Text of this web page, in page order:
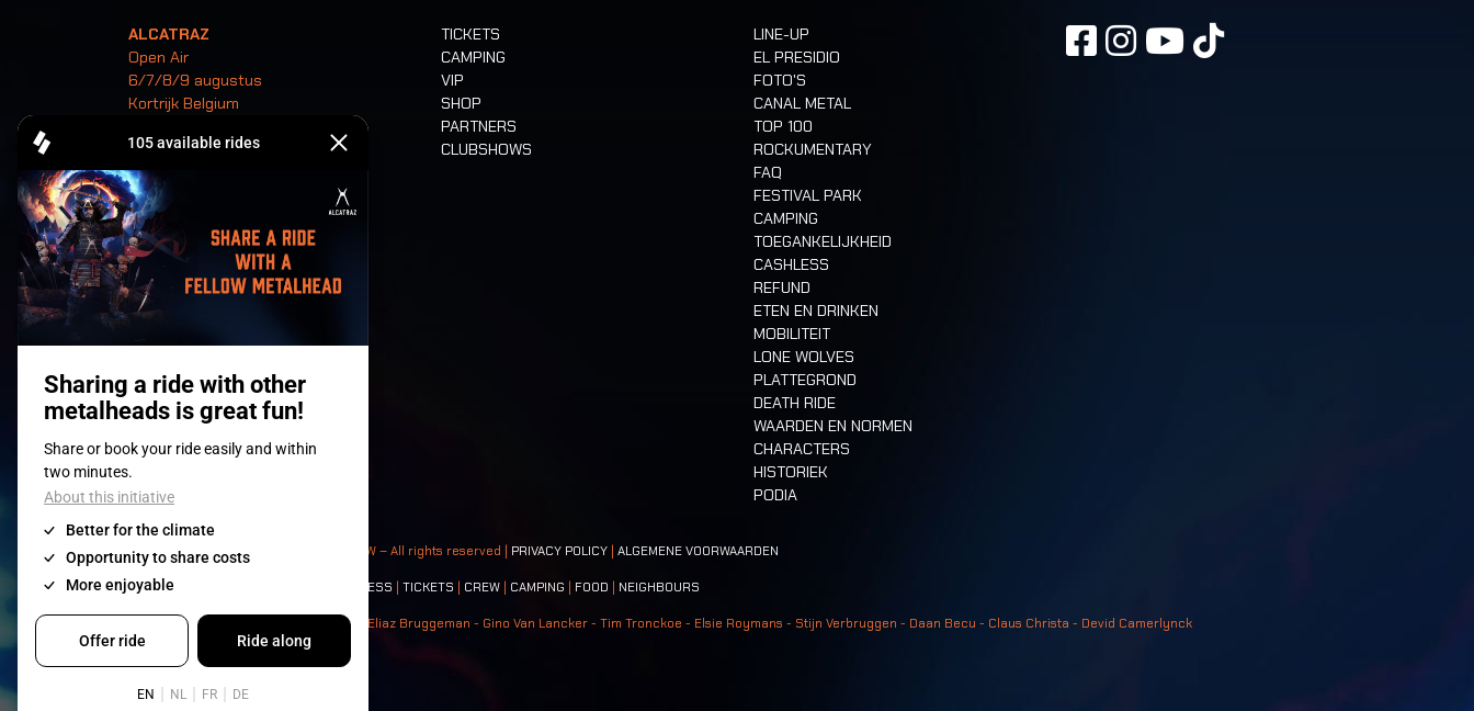
ALCATRAZ
Open Air
6/7/8/9 augustus
Kortrijk Belgium
Tickets
TICKETS
CAMPING
VIP
SHOP
PARTNERS
CLUBSHOWS
LINE-UP
EL PRESIDIO
FOTO'S
CANAL METAL
TOP 100
ROCKUMENTARY
FAQ
FESTIVAL PARK
CAMPING
TOEGANKELIJKHEID
CASHLESS
REFUND
ETEN EN DRINKEN
MOBILITEIT
LONE WOLVES
PLATTEGROND
DEATH RIDE
WAARDEN EN NORMEN
CHARACTERS
HISTORIEK
PODIA
© 2008-2026 - Apache Productions VZW – All rights reserved | PRIVACY POLICY ALGEMENE VOORWAARDEN
Contact: PRESS TICKETS CREW CAMPING FOOD NEIGHBOURS
Photos: Ann Kermans - Hans Van Hoof - Eliaz Bruggeman - Gino Van Lancker - Tim Tronckoe - Elsie Roymans - Stijn Verbruggen - Daan Becu - Claus Christa - Devid Camerlynck